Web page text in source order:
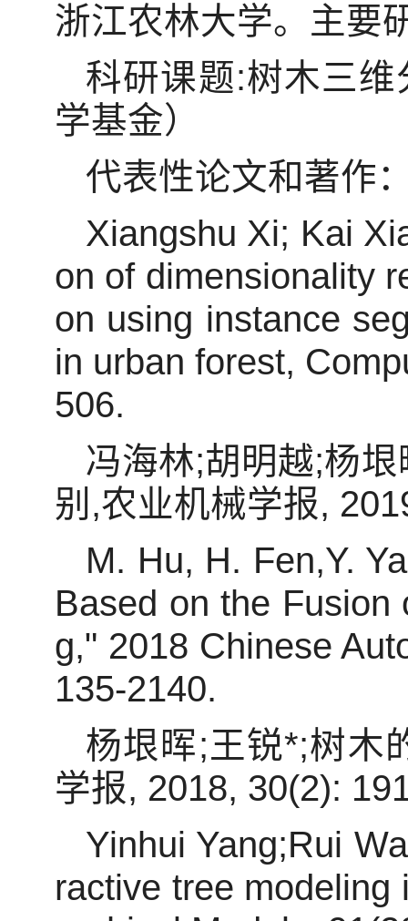
浙江农林大学。主要
科研课题:树木三
学基金）
代表性论文和著作
Xiangshu Xi; Kai
on of dimensionality
on using instance
in urban forest,
506.
冯海林;胡明越;杨
别,农业机械学报,
M. Hu, H. Fen,Y.
Based on the Fusion
g," 2018 Chinese
135-2140.
杨垠晖;王锐*;树木
学报, 2018, 30(2):
Yinhui Yang;Rui
ractive tree